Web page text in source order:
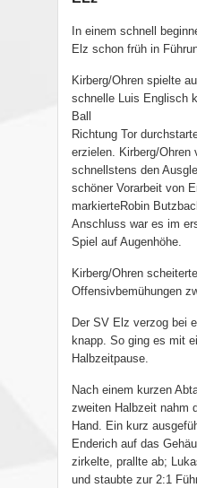
In einem schnell
Elz schon früh in
Kirberg/Ohren spielte
schnelle Luis Englisch
Ball
Richtung Tor
erzielen. Kirberg/Ohren
schnellstens den
schöner Vorarbeit von
markierteRobin
Anschluss war es im
Spiel auf Augenhöhe.
Kirberg/Ohren
Offensivbemühungen
Der SV Elz verzog bei
knapp. So ging es mit
Halbzeitpause.
Nach einem kurzen
zweiten Halbzeit nahm
Hand. Ein kurz
Enderich auf das
zirkelte, prallte ab;
und staubte zur 2:1